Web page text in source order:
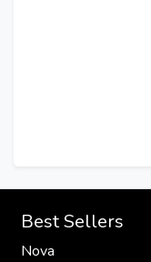
Best Sellers
Nova